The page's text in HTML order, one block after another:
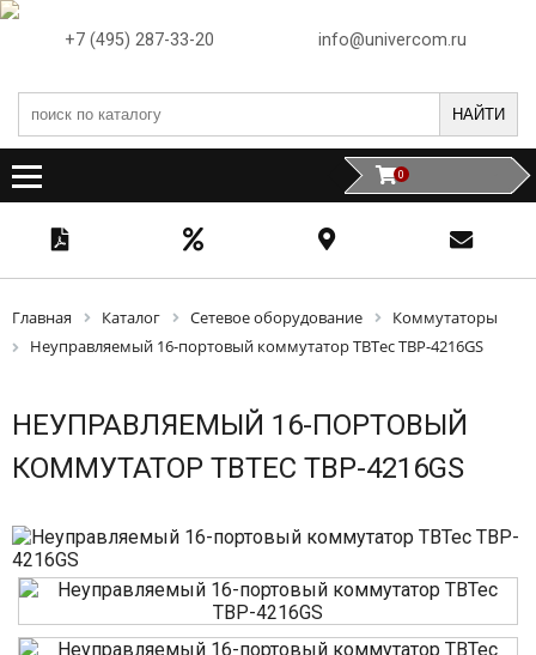
НАЙТИ
+7 (495) 287-33-20 info@univercom.ru
0
Главная Каталог Сетевое оборудование
Коммутаторы
Неуправляемый 16-портовый коммутатор TBTec TBP-4216GS
НЕУПРАВЛЯЕМЫЙ 16-ПОРТОВЫЙ
КОММУТАТОР TBTEC TBP-4216GS